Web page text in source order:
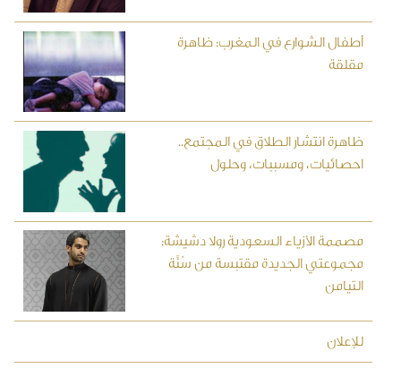
أطفال الشوارع في المغرب: ظاهرة
مقلقة
ظاهرة انتشار الطلاق في المجتمع..
احصائيات، ومسببات، وحلول
مصممة الأزياء السعودية رولا دشيشة:
مجموعتي الجديدة مقتبسة من سُنَّة
التيامن
للإعلان